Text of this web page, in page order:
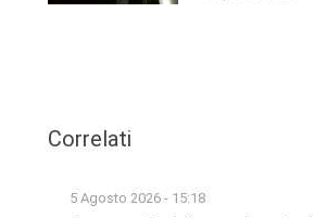
Correlati
5 Agosto 2026 - 15:18